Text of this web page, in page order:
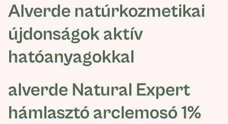
Alverde natúrkozmetikai
újdonságok aktív
hatóanyagokkal
alverde Natural Expert
hámlasztó arclemosó 1%